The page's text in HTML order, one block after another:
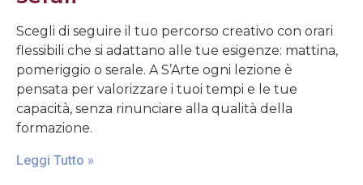
Scegli di seguire il tuo percorso creativo con orari
flessibili che si adattano alle tue esigenze: mattina,
pomeriggio o serale. A S’Arte ogni lezione è
pensata per valorizzare i tuoi tempi e le tue
capacità, senza rinunciare alla qualità della
formazione.
Leggi Tutto »